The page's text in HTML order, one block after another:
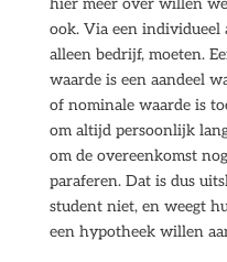
hier meer over willen
ook. Via een individueel
alleen bedrijf, moeten.
waarde is een aandeel
of nominale waarde is
om altijd persoonlijk
om de overeenkomst
paraferen. Dat is dus
student niet, en weegt
een hypotheek willen